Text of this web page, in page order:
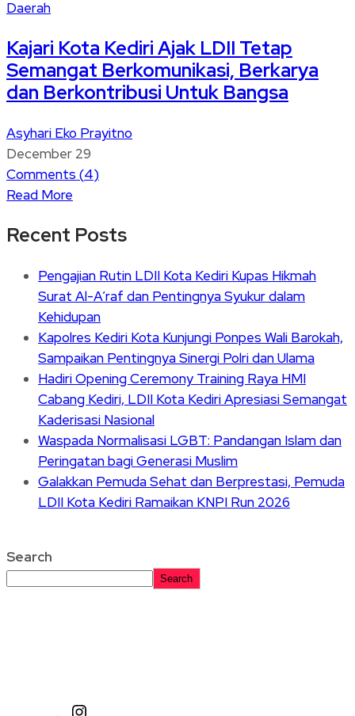
Daerah
Kajari Kota Kediri Ajak LDII Tetap
Semangat Berkomunikasi, Berkarya
dan Berkontribusi Untuk Bangsa
Asyhari Eko Prayitno
December 29
Comments (4)
Read More
Recent Posts
Pengajian Rutin LDII Kota Kediri Kupas Hikmah
Surat Al-A’raf dan Pentingnya Syukur dalam
Kehidupan
Kapolres Kediri Kota Kunjungi Ponpes Wali Barokah,
Sampaikan Pentingnya Sinergi Polri dan Ulama
Hadiri Opening Ceremony Training Raya HMI
Cabang Kediri, LDII Kota Kediri Apresiasi Semangat
Kaderisasi Nasional
Waspada Normalisasi LGBT: Pandangan Islam dan
Peringatan bagi Generasi Muslim
Galakkan Pemuda Sehat dan Berprestasi, Pemuda
LDII Kota Kediri Ramaikan KNPI Run 2026
Search
Search